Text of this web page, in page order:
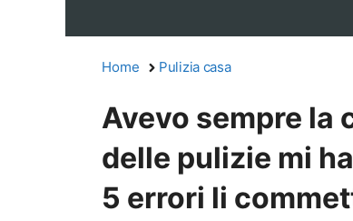
Home Pulizia casa
Avevo sempre la
delle pulizie mi
5 errori li